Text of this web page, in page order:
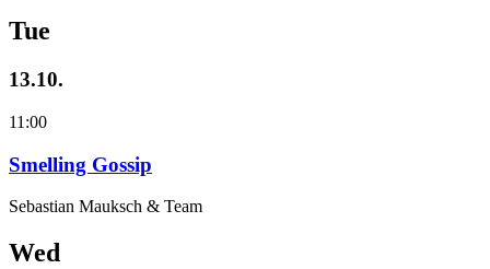
Tue
13.10.
11:00
Smelling Gossip
Sebastian Mauksch & Team
Wed